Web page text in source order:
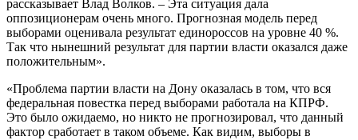
рассказывает Влад Волков. – Эта ситуация дала
оппозиционерам очень много. Прогнозная модель перед
выборами оценивала результат единороссов на уровне 40 %.
Так что нынешний результат для партии власти оказался даже
положительным».
«Проблема партии власти на Дону оказалась в том, что вся
федеральная повестка перед выборами работала на КПРФ.
Это было ожидаемо, но никто не прогнозировал, что данный
фактор сработает в таком объеме. Как видим, выборы в